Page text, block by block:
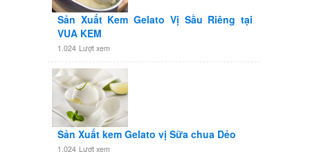
Sản Xuất Kem Gelato Vị Sầu Riêng tại
VUA KEM
1.024 Lượt xem
Sản Xuất kem Gelato vị Sữa chua Dẻo
1.024 Lượt xem